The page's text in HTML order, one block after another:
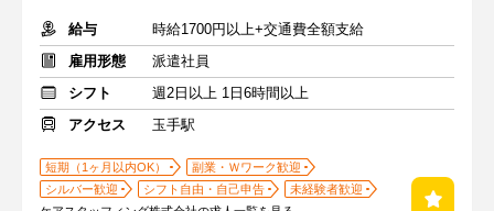
給与
時給1700円以上+交通費全額支給
雇用形態
派遣社員
シフト
週2日以上 1日6時間以上
アクセス
玉手駅
短期（1ヶ月以内OK）
副業・Ｗワーク歓迎
シルバー歓迎
シフト自由・自己申告
未経験者歓迎